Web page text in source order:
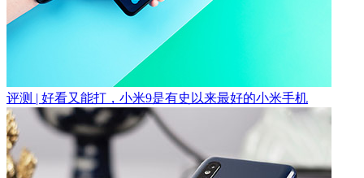
评测 | 好看又能打，小米9是有史以来最好的小米手机